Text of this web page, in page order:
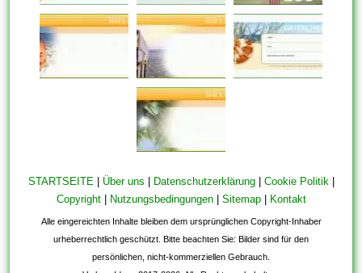
STARTSEITE Über uns Datenschutzerklärung| Cookie Politik
Copyright| Nutzungsbedingungen| Sitemap| Kontakt
Alle eingereichten Inhalte bleiben dem ursprünglichen Copyright-Inhaber
urheberrechtlich geschützt. Bitte beachten Sie: Bilder sind für den
persönlichen, nicht-kommerziellen Gebrauch.